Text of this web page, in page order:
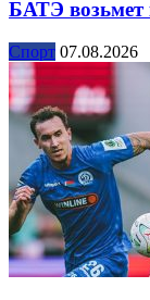
БАТЭ возьмет
Спорт 07.08.2026